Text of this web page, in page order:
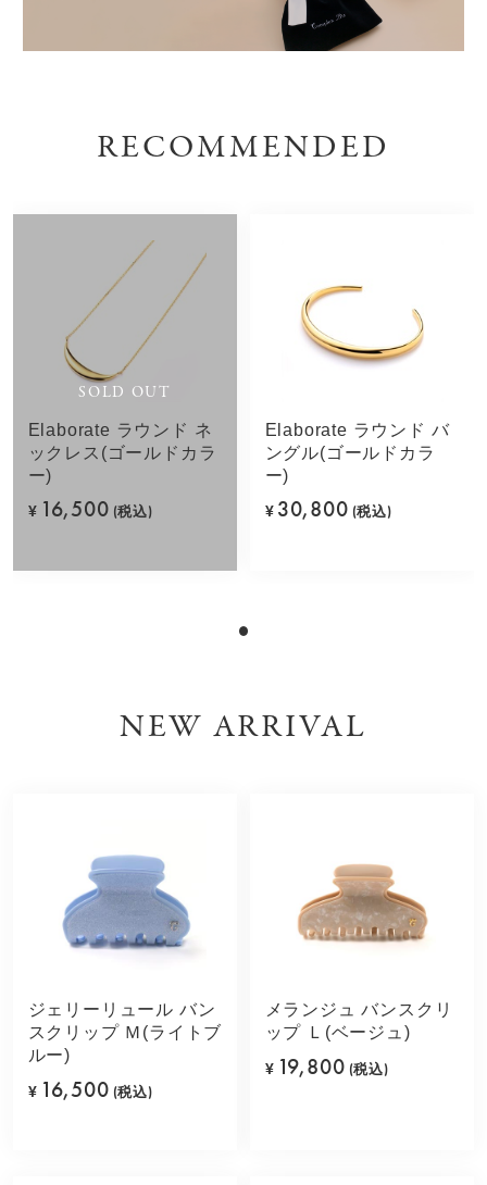
RECOMMENDED
SOLD OUT
Elaborate ラウンド ネ
ックレス(ゴールドカラ
ー)
¥ 16,500 (税込)
Elaborate ラウンド バ
ングル(ゴールドカラ
ー)
¥ 30,800 (税込)
NEW ARRIVAL
ジェリーリュール バン
スクリップ Ｍ(ライトブ
ルー)
¥ 16,500 (税込)
メランジュ バンスクリ
ップ Ｌ(ベージュ)
¥ 19,800 (税込)